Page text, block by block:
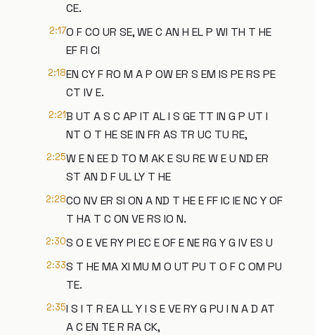
CE.
2:17O F CO UR SE, WE C AN H EL P WI TH T HE
EF FI CI
2:18EN CY F RO M A P OW ER S EM IS PE RS PE
CT IV E.
2:21B UT A S C AP IT AL I S GE TT IN G P UT I
NT O T HE SE IN FR AS TR UC TU RE,
2:25W E N EE D TO M AK E SU RE W E U ND ER
ST AN D F UL LY T HE
2:28CO NV ER SI ON A ND T HE E FF IC IE NC Y OF
T HA T C ON VE RS IO N.
2:30S O E VE RY PI EC E OF E NE RG Y G IV ES U
2:33S T HE MA XI MU M O UT PU T O F C OM PU
TE.
2:35I S I T R EA LL Y I S E VE RY G PU I N A D AT
A C EN TE R RA CK,